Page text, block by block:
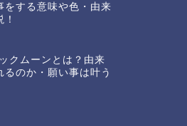
をする意味や色・由来
クムーンとは？由来
るのか・願い事は叶う